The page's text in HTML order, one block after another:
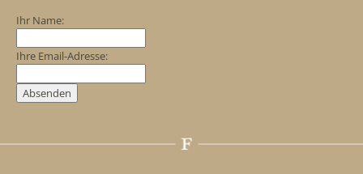
Ihr Name:
Ihre Email-Adresse: